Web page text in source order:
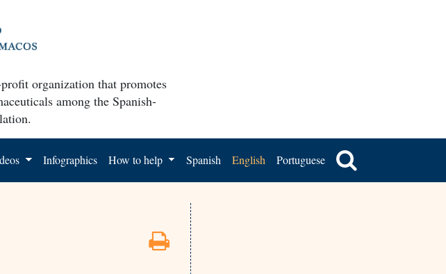
organization that promotes
among the Spanish-
Infographics How to help Spanish English Portuguese